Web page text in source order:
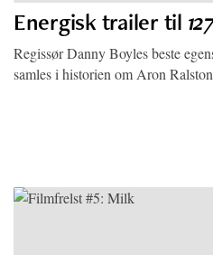
Energisk trailer til
Regissør Danny Boyles beste
samles i historien om Aron